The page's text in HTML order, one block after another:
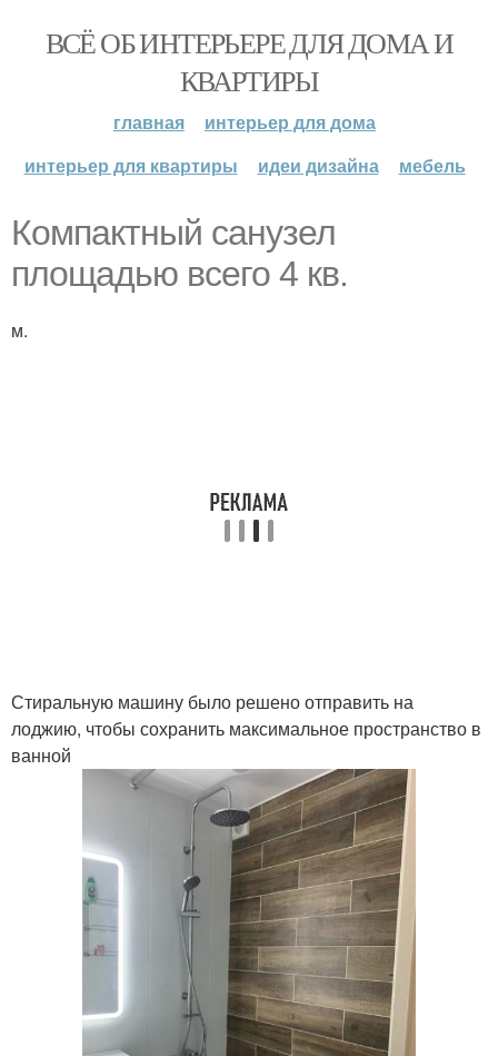
ВСЁ ОБ ИНТЕРЬЕРЕ ДЛЯ ДОМА И
КВАРТИРЫ
главная
интерьер для дома
интерьер для квартиры
идеи дизайна мебель
Компактный санузел
площадью всего 4 кв.
м.
Стиральную машину было решено отправить на
лоджию, чтобы сохранить максимальное пространство в
ванной